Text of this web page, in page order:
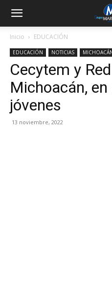
Inicio EDUCACIÓN
EDUCACIÓN NOTICIAS
Cecytem y
Michoacán,
jóvenes
13 noviembre, 2022